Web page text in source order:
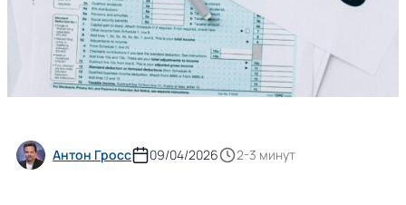
Антон Гросс 09/04/2026 2-3 минут